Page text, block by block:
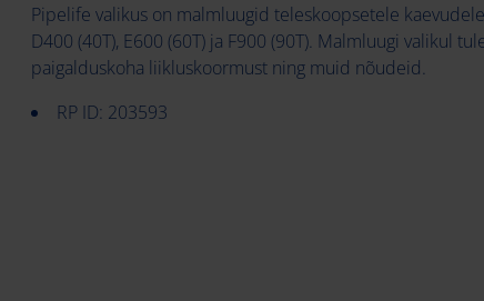
Pipelife valikus on malmluugid teleskoopsetele
D400 (40T), E600 (60T) ja F900 (90T). Malmluugi valikul
paigalduskoha liikluskoormust ning muid nõudeid.
RP ID: 203593